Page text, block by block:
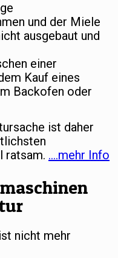
und der Miele
ausgebaut und
einer
Kauf eines
Backofen oder
ist daher
ratsam. ….mehr Info
nicht mehr